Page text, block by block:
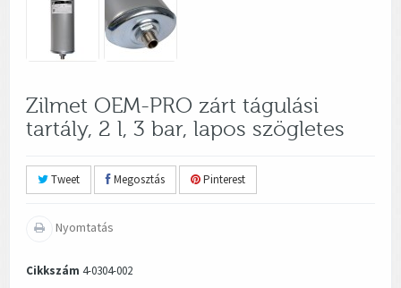
Zilmet OEM-PRO zárt tágulási
tartály, 2 l, 3 bar, lapos szögletes
Tweet Megosztás Pinterest
Nyomtatás
Cikkszám 4-0304-002